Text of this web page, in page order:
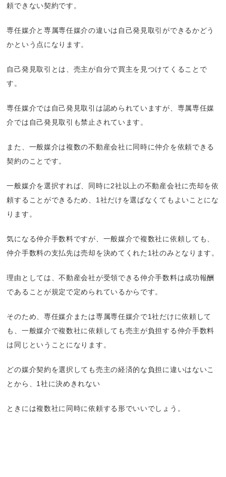
頼できない契約です。
専任媒介と専属専任媒介の違いは自己発見取引ができるかどう
かという点になります。
自己発見取引とは、売主が自分で買主を見つけてくることで
す。
専任媒介では自己発見取引は認められていますが、専属専任媒
介では自己発見取引も禁止されています。
また、一般媒介は複数の不動産会社に同時に仲介を依頼できる
契約のことです。
一般媒介を選択すれば、同時に2社以上の不動産会社に売却を依
頼することができるため、1社だけを選ばなくてもよいことにな
ります。
気になる仲介手数料ですが、一般媒介で複数社に依頼しても、
仲介手数料の支払先は売却を決めてくれた1社のみとなります。
理由としては、不動産会社が受領できる仲介手数料は成功報酬
であることが規定で定められているからです。
そのため、専任媒介または専属専任媒介で1社だけに依頼して
も、一般媒介で複数社に依頼しても売主が負担する仲介手数料
は同じということになります。
どの媒介契約を選択しても売主の経済的な負担に違いはないこ
とから、1社に決めきれない
ときには複数社に同時に依頼する形でいいでしょう。